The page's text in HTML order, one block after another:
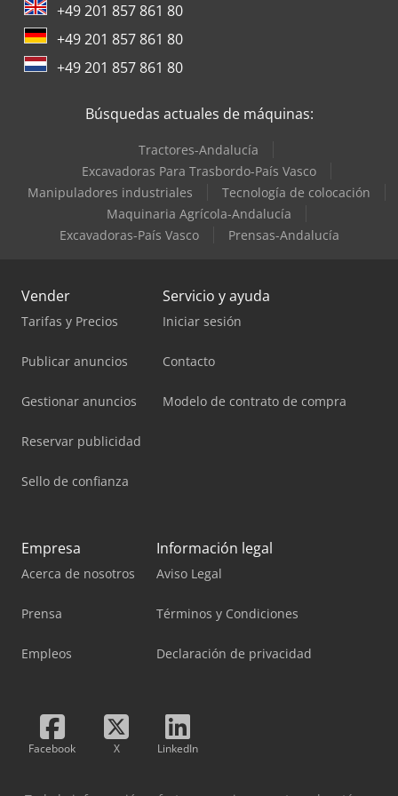
Trane Aires Acondicionados
Valtra Tractores
+49 201 857 861 80
+49 201 857 861 80
+49 201 857 861 80
Búsquedas actuales de máquinas:
Tractores-Andalucía
Excavadoras Para Trasbordo-País Vasco
Manipuladores industriales
Tecnología de colocación
Maquinaria Agrícola-Andalucía
Excavadoras-País Vasco
Prensas-Andalucía
Vender
Tarifas y Precios
Publicar anuncios
Gestionar anuncios
Reservar publicidad
Sello de confianza
Servicio y ayuda
Iniciar sesión
Contacto
Modelo de contrato de compra
Empresa
Acerca de nosotros
Prensa
Empleos
Información legal
Aviso Legal
Términos y Condiciones
Declaración de privacidad
Facebook X LinkedIn